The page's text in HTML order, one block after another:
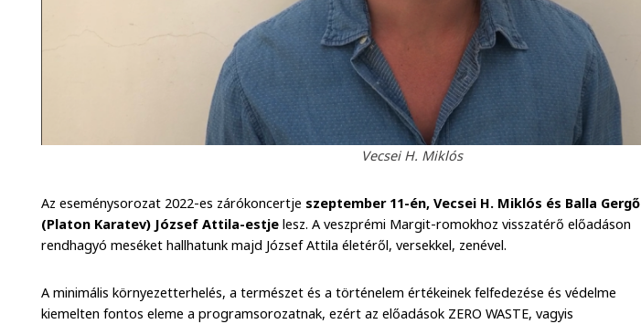
Vecsei H. Miklós
Az eseménysorozat 2022-es zárókoncertje szeptember 11-én, Vecsei H. Miklós és Balla Gergő
(Platon Karatev) József Attila-estje lesz. A veszprémi Margit-romokhoz visszatérő előadáson
rendhagyó meséket hallhatunk majd József Attila életéről, versekkel, zenével.
A minimális környezetterhelés, a természet és a történelem értékeinek felfedezése és védelme
kiemelten fontos eleme a programsorozatnak, ezért az előadások ZERO WASTE, vagyis